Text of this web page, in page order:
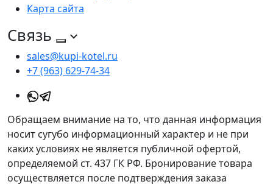
Карта сайта
Связь
sales@kupi-kotel.ru
+7 (963) 629-74-34
Обращаем внимание на то, что данная информация
носит сугубо информационный характер и не при
каких условиях не является публичной офертой,
определяемой ст. 437 ГК РФ. Бронирование товара
осуществляется после подтверждения заказа